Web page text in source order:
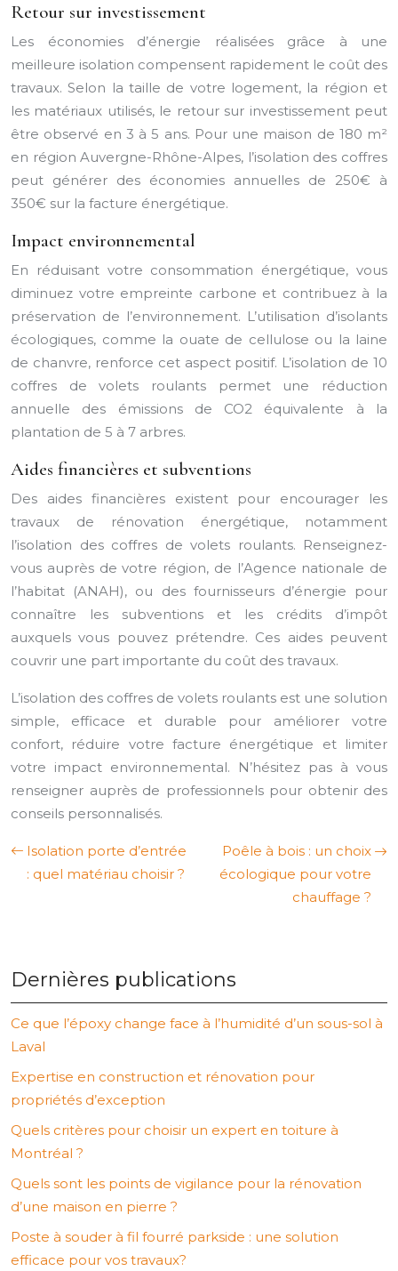
Retour sur investissement
Les économies d’énergie réalisées grâce à une
meilleure isolation compensent rapidement le coût des
travaux. Selon la taille de votre logement, la région et
les matériaux utilisés, le retour sur investissement peut
être observé en 3 à 5 ans. Pour une maison de 180 m²
en région Auvergne-Rhône-Alpes, l’isolation des coffres
peut générer des économies annuelles de 250€ à
350€ sur la facture énergétique.
Impact environnemental
En réduisant votre consommation énergétique, vous
diminuez votre empreinte carbone et contribuez à la
préservation de l’environnement. L’utilisation d’isolants
écologiques, comme la ouate de cellulose ou la laine
de chanvre, renforce cet aspect positif. L’isolation de 10
coffres de volets roulants permet une réduction
annuelle des émissions de CO2 équivalente à la
plantation de 5 à 7 arbres.
Aides financières et subventions
Des aides financières existent pour encourager les
travaux de rénovation énergétique, notamment
l’isolation des coffres de volets roulants. Renseignez-
vous auprès de votre région, de l’Agence nationale de
l’habitat (ANAH), ou des fournisseurs d’énergie pour
connaître les subventions et les crédits d’impôt
auxquels vous pouvez prétendre. Ces aides peuvent
couvrir une part importante du coût des travaux.
L’isolation des coffres de volets roulants est une solution
simple, efficace et durable pour améliorer votre
confort, réduire votre facture énergétique et limiter
votre impact environnemental. N’hésitez pas à vous
renseigner auprès de professionnels pour obtenir des
conseils personnalisés.
Isolation porte d’entrée
: quel matériau choisir ?
Poêle à bois : un choix
écologique pour votre
chauffage ?
Dernières publications
Ce que l’époxy change face à l’humidité d’un sous-sol à
Laval
Expertise en construction et rénovation pour
propriétés d’exception
Quels critères pour choisir un expert en toiture à
Montréal ?
Quels sont les points de vigilance pour la rénovation
d’une maison en pierre ?
Poste à souder à fil fourré parkside : une solution
efficace pour vos travaux?